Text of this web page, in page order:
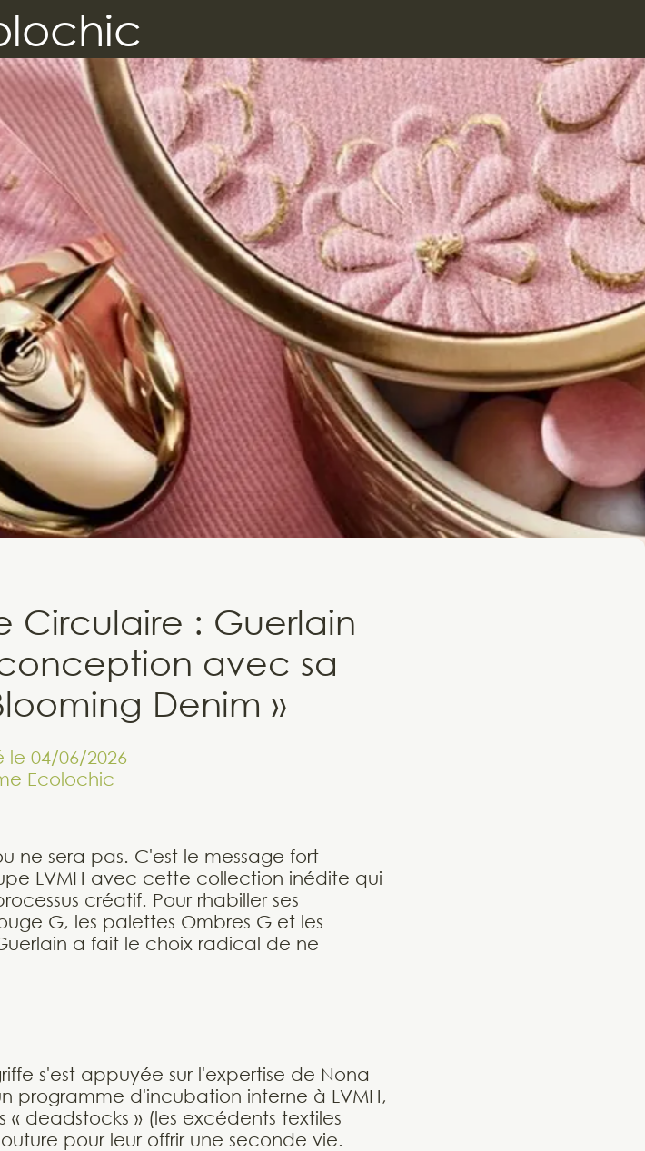
Circulaire : Guerlain
avec sa
Denim »
le 04/06/2026
Ecolochic
ne sera pas. C'est le message fort
LVMH avec cette collection inédite qui
créatif. Pour rhabiller ses
G, les palettes Ombres G et les
a fait le choix radical de ne
s'est appuyée sur l'expertise de Nona
programme d'incubation interne à LVMH,
« deadstocks » (les excédents textiles
pour leur offrir une seconde vie.